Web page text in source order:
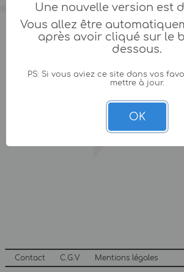
Contact C.G.V Mentions légales
Une nouvelle version est
Vous allez être
après avoir cliqué sur le
dessous.
PS: Si vous aviez ce site dans vos
mettre à jour.
OK